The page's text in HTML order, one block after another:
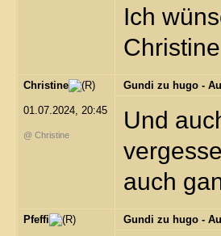
Ich
Christine
Christine
01.07.2024, 20:45
@ Christine
Gundi zu hugo -
Und
auch
Pfeffi Gundi zu hugo -